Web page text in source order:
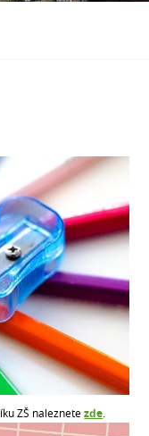
ZŠ naleznetezde